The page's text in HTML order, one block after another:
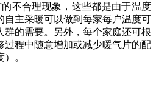
不合理现象，这些都是由于温度
自主采暖可以做到每家每户温度可
群的需要。另外，每个家庭还可根
过程中随意增加或减少暖气片的配
。